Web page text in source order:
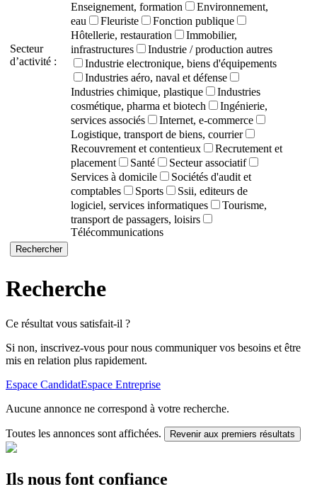
Secteur
d’activité :
Enseignement, formation
Environnement,
eau
Fleuriste
Fonction publique
Hôtellerie, restauration
Immobilier,
infrastructures
Industrie / production autres
Industrie electronique, biens d'équipements
Industries aéro, naval et défense
Industries chimique, plastique
Industries
cosmétique, pharma et biotech
Ingénierie,
services associés
Internet, e-commerce
Logistique, transport de biens, courrier
Recouvrement et contentieux
Recrutement et
placement
Santé
Secteur associatif
Services à domicile
Sociétés d'audit et
comptables
Sports
Ssii, editeurs de
logiciel, services informatiques
Tourisme,
transport de passagers, loisirs
Télécommunications
Recherche
Ce résultat vous satisfait-il ?
Si non, inscrivez-vous pour nous communiquer vos besoins et être
mis en relation plus rapidement.
Espace CandidatEspace Entreprise
Aucune annonce ne correspond à votre recherche.
Toutes les annonces sont affichées. Revenir aux premiers résultats
Ils nous font confiance